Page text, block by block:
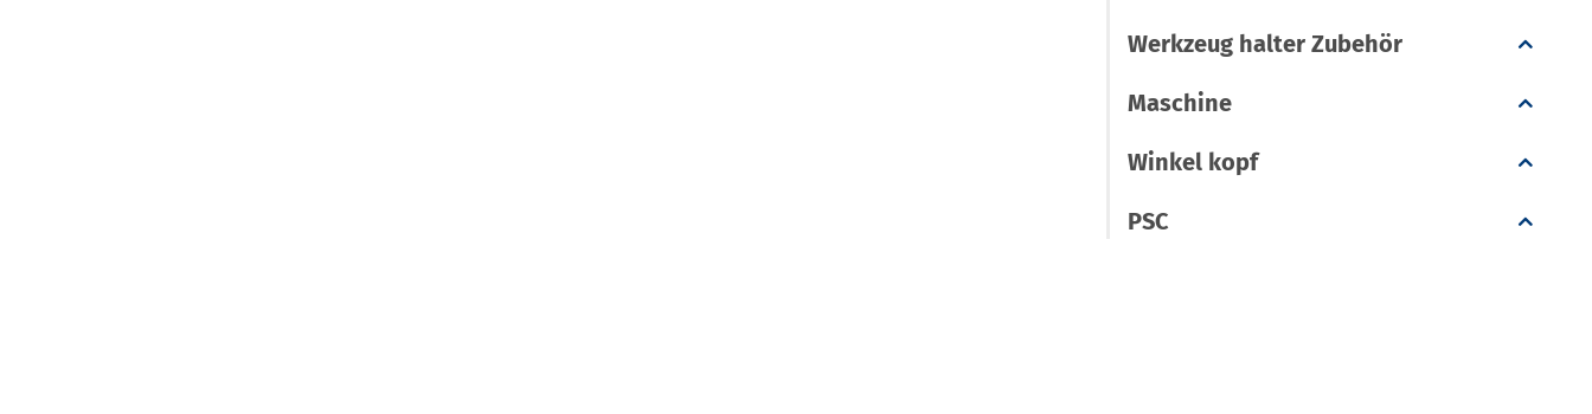
Werkzeug halter Zubehör
Maschine
Winkel kopf
PSC